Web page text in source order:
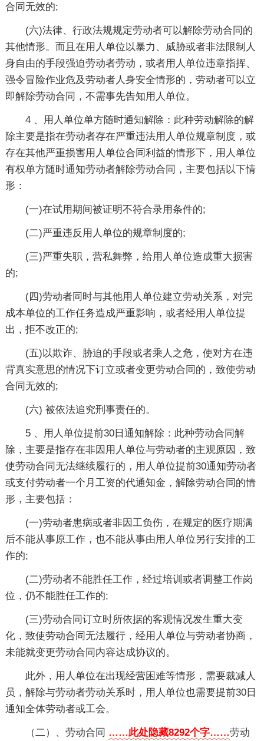
合同无效的;
(六)法律、行政法规规定劳动者可以解除劳动合同的
其他情形。而且在用人单位以暴力、威胁或者非法限制人
身自由的手段强迫劳动者劳动，或者用人单位违章指挥、
强令冒险作业危及劳动者人身安全情形的，劳动者可以立
即解除劳动合同，不需事先告知用人单位。
4 、用人单位单方随时通知解除：此种劳动解除的解
除主要是指在劳动者存在严重违法用人单位规章制度，或
存在其他严重损害用人单位合同利益的情形下，用人单位
有权单方随时通知劳动者解除劳动合同，主要包括以下情
形：
(一)在试用期间被证明不符合录用条件的;
(二)严重违反用人单位的规章制度的;
(三)严重失职，营私舞弊，给用人单位造成重大损害
的;
(四)劳动者同时与其他用人单位建立劳动关系，对完
成本单位的工作任务造成严重影响，或者经用人单位提
出，拒不改正的;
(五)以欺诈、胁迫的手段或者乘人之危，使对方在违
背真实意思的情况下订立或者变更劳动合同的，致使劳动
合同无效的;
(六) 被依法追究刑事责任的。
5 、用人单位提前30日通知解除：此种劳动合同解
除，主要是指存在非因用人单位与劳动者的主观原因，致
使劳动合同无法继续履行的，用人单位提前30通知劳动者
或支付劳动者一个月工资的代通知金，解除劳动合同的情
形，主要包括：
(一)劳动者患病或者非因工负伤，在规定的医疗期满
后不能从事原工作，也不能从事由用人单位另行安排的工
作的;
(二)劳动者不能胜任工作，经过培训或者调整工作岗
位，仍不能胜任工作的;
(三)劳动合同订立时所依据的客观情况发生重大变
化，致使劳动合同无法履行，经用人单位与劳动者协商，
未能就变更劳动合同内容达成协议的。
此外，用人单位在出现经营困难等情形，需要裁减人
员，解除与劳动者劳动关系时，用人单位也需要提前30日
通知全体劳动者或工会。
（二）、劳动合同 ……此处隐藏8292个字……劳动